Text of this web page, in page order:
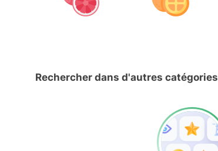
Rechercher dans d'autres catégories